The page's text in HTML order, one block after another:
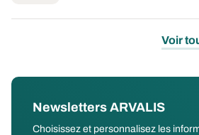
Voir
Newsletters ARVALIS
Choisissez et personnalisez les